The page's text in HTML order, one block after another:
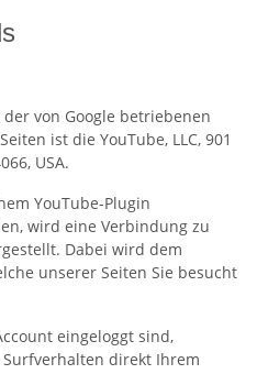
von Google betriebenen
ist die YouTube, LLC, 901
USA.
YouTube-Plugin
wird eine Verbindung zu
Dabei wird dem
unserer Seiten Sie besucht
eingeloggt sind,
direkt Ihrem